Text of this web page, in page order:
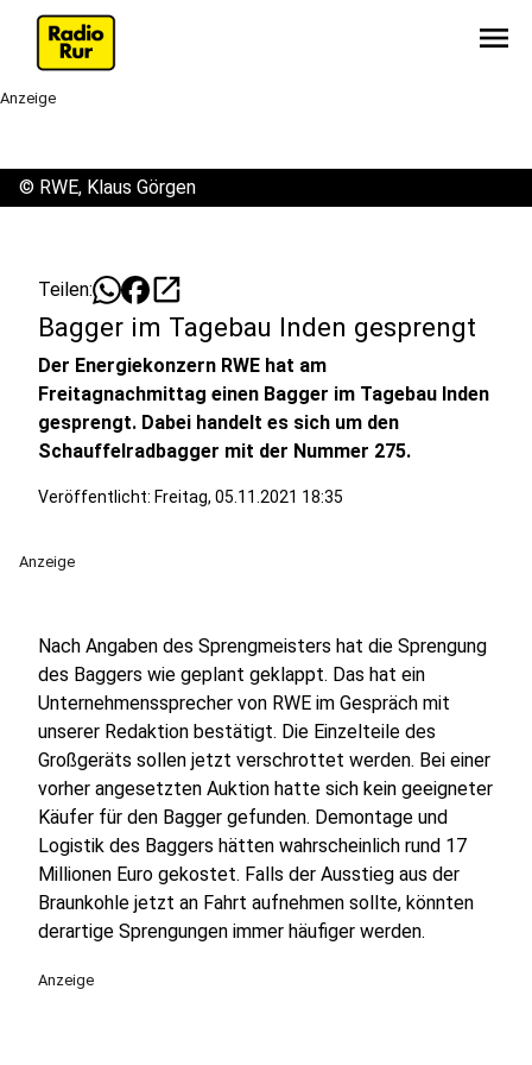
menu
Anzeige
© RWE, Klaus Görgen
Teilen: open_in_new
Bagger im Tagebau Inden gesprengt
Der Energiekonzern RWE hat am
Freitagnachmittag einen Bagger im Tagebau Inden
gesprengt. Dabei handelt es sich um den
Schauffelradbagger mit der Nummer 275.
Veröffentlicht: Freitag, 05.11.2021 18:35
Anzeige
Nach Angaben des Sprengmeisters hat die Sprengung
des Baggers wie geplant geklappt. Das hat ein
Unternehmenssprecher von RWE im Gespräch mit
unserer Redaktion bestätigt. Die Einzelteile des
Großgeräts sollen jetzt verschrottet werden. Bei einer
vorher angesetzten Auktion hatte sich kein geeigneter
Käufer für den Bagger gefunden. Demontage und
Logistik des Baggers hätten wahrscheinlich rund 17
Millionen Euro gekostet. Falls der Ausstieg aus der
Braunkohle jetzt an Fahrt aufnehmen sollte, könnten
derartige Sprengungen immer häufiger werden.
Anzeige